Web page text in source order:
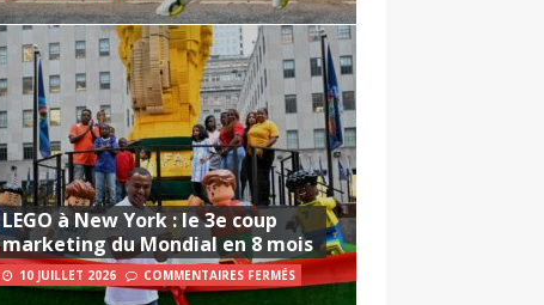
LEGO à New York : le 3e coup
marketing du Mondial en 8 mois
10 JUILLET 2026 COMMENTAIRES FERMÉS